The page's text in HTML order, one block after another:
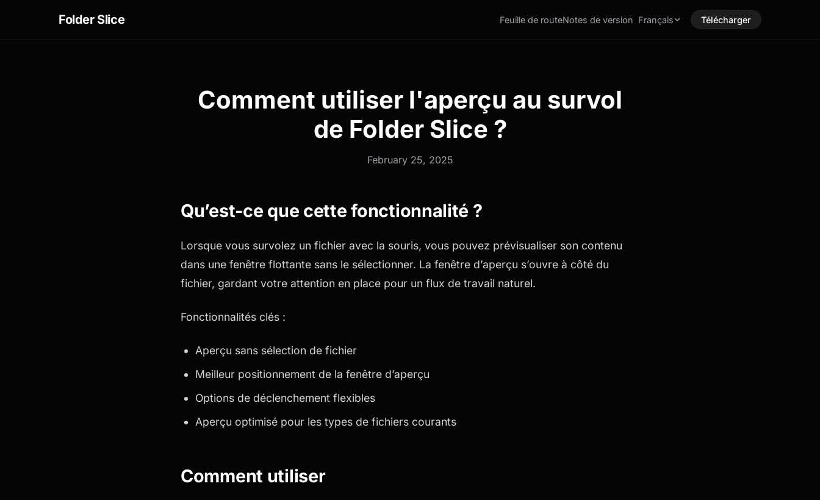
Folder Slice Feuille de routeNotes de version Français Télécharger
Comment utiliser l'aperçu au survol
de Folder Slice ?
February 25, 2025
Qu’est-ce que cette fonctionnalité ?
Lorsque vous survolez un fichier avec la souris, vous pouvez prévisualiser son contenu
dans une fenêtre flottante sans le sélectionner. La fenêtre d’aperçu s’ouvre à côté du
fichier, gardant votre attention en place pour un flux de travail naturel.
Fonctionnalités clés :
Aperçu sans sélection de fichier
Meilleur positionnement de la fenêtre d’aperçu
Options de déclenchement flexibles
Aperçu optimisé pour les types de fichiers courants
Comment utiliser